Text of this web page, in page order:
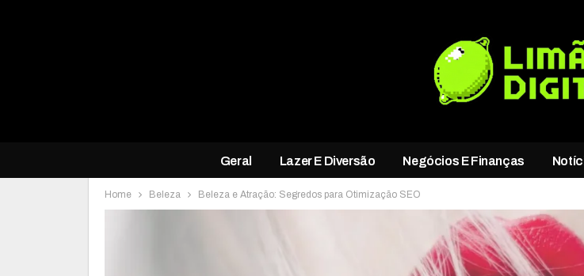
Geral Lazer E Diversão Negócios E Finanças
Home Beleza Beleza e Atração: Segredos para Otimização SEO